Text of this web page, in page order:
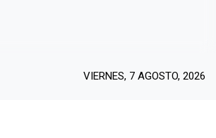
VIERNES, 7 AGOSTO, 2026